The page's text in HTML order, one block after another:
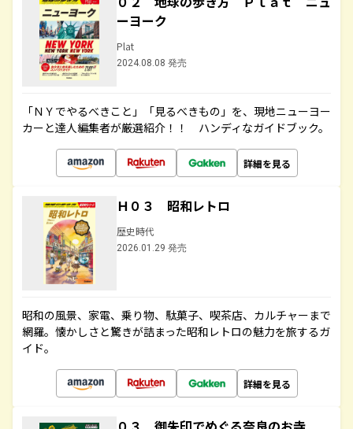
ーヨーク
Plat
2024.08.08 発売
「ＮＹでやるべきこと」「見るべきもの」を、現地ニューヨー
カーと達人編集者が厳選紹介！！ ハンディなガイドブック。
詳細を見る
Ｈ０３ 昭和レトロ
歴史時代
2026.01.29 発売
昭和の風景、家電、乗り物、駄菓子、喫茶店、カルチャーまで
網羅。懐かしさと驚きが詰まった昭和レトロの魅力を旅するガ
イド。
詳細を見る